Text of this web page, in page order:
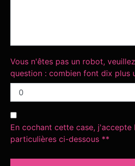
Vous n'êtes pas un robot,
question : combien font dix plus
En cochant cette case, j'accepte
particulières ci-dessous **